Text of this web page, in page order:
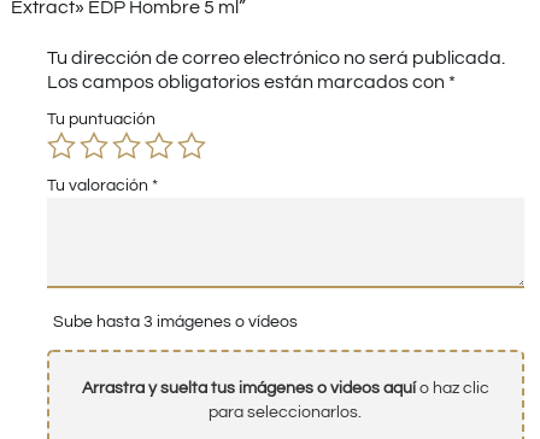
Extract» EDP Hombre 5 ml”
Tu dirección de correo electrónico no será publicada.
Los campos obligatorios están marcados con *
Tu puntuación
Tu valoración *
Sube hasta 3 imágenes o vídeos
Arrastra y suelta tus imágenes o videos aquío haz clic
para seleccionarlos.